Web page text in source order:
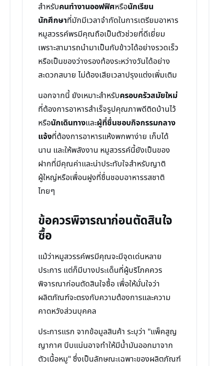
สำหรับคนทำงานออฟฟิศหรือนักเรียน
นักศึกษาที่มักมีเวลาจำกัดในการเตรียมอาหาร
หมูสวรรค์พรมีคุณถือเป็นตัวช่วยที่ดีเยี่ยม
เพราะสามารถนำมาเป็นกับข้าวได้อย่างรวดเร็ว
หรือเป็นของว่างรองท้องระหว่างวันได้อย่าง
สะดวกสบาย ไม่ต้องเสียเวลาปรุงแต่งเพิ่มเติม
นอกจากนี้ ยังเหมาะสำหรับครอบครัวสมัยใหม่
ที่ต้องการอาหารสำเร็จรูปคุณภาพดีติดบ้านไว้
หรือนักเดินทางและผู้ที่ชื่นชอบกิจกรรมกลาง
แจ้งที่ต้องการอาหารแห้งพกพาง่าย เก็บได้
นาน และให้พลังงาน หมูสวรรค์นี้ยังเป็นของ
ฝากที่มีคุณค่าและน่าประทับใจสำหรับญาติ
ผู้ใหญ่หรือเพื่อนฝูงที่ชื่นชอบอาหารรสชาติ
ไทยๆ
ข้อควรพิจารณาก่อนตัดสินใจ
ซื้อ
แม้ว่าหมูสวรรค์พรมีคุณจะมีจุดเด่นหลาย
ประการ แต่ก็มีบางประเด็นที่ผู้บริโภคควร
พิจารณาก่อนตัดสินใจซื้อ เพื่อให้มั่นใจว่า
ผลิตภัณฑ์จะตรงกับความต้องการและความ
คาดหวังส่วนบุคคล
ประการแรก จากข้อมูลสินค้า ระบุว่า "แพ็คสูญ
ญากาศ บีบแน่นอาจทำให้มีน้ำมันออกมาจาก
ตัวเนื้อหมู" ซึ่งเป็นลักษณะเฉพาะของผลิตภัณฑ์